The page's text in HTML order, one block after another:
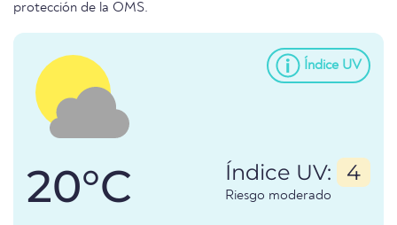
protección de la OMS.
Índice UV
20°C Índice UV: 4
Riesgo moderado